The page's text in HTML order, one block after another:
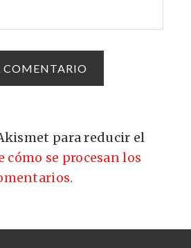
para reducir el
cómo se procesan los